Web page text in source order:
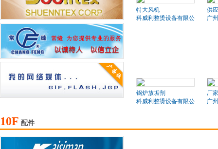
特大风机
科威利整烫设备有限公司
供
广
锅炉放垢剂
科威利整烫设备有限公司
厂
广
10F 配件